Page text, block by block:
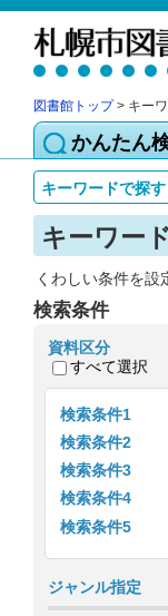
図書館トップ> キー
かんたん
キーワードで探す
キーワー
くわしい条件を設
検索条件
資料区分
すべて選択
検索条件1
検索条件2
検索条件3
検索条件4
検索条件5
ジャンル指定